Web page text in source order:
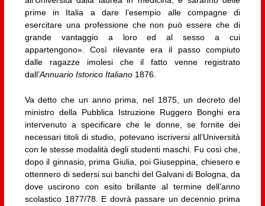
prime in Italia a dare l’esempio alle compagne di
esercitare una professione che non può essere che di
grande vantaggio a loro ed al sesso a cui
appartengono». Così rilevante era il passo compiuto
dalle ragazze imolesi che il fatto venne registrato
dall’Annuario Istorico Italiano 1876.
Va detto che un anno prima, nel 1875, un decreto del
ministro della Pubblica Istruzione Ruggero Bonghi era
intervenuto a specificare che le donne, se fornite dei
necessari titoli di studio, potevano iscriversi all’Università
con le stesse modalità degli studenti maschi. Fu così che,
dopo il ginnasio, prima Giulia, poi Giuseppina, chiesero e
ottennero di sedersi sui banchi del Galvani di Bologna, da
dove uscirono con esito brillante al termine dell’anno
scolastico 1877/78. E dovrà passare un decennio prima